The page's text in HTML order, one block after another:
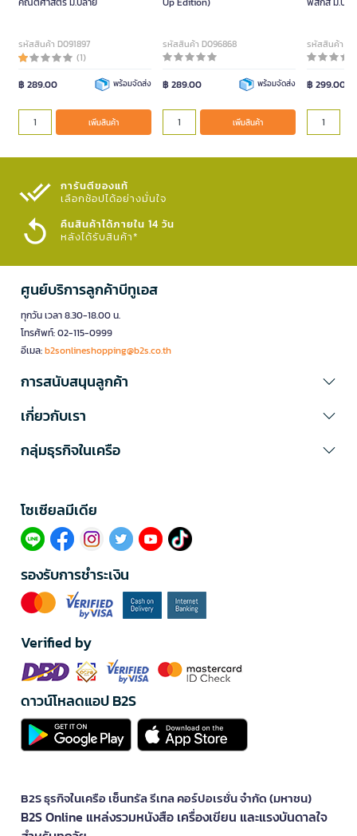
รหัสสินค้า D091897
(1)
฿ 289.00
พร้อมจัดส่ง
เพิ่มสินค้า
รหัสสินค้า D096868
฿ 289.00 พร้อมจัดส่ง
เพิ่มสินค้า
รหัสสินค้า
฿ 299.00
การันตีของแท้
เลือกช้อปได้อย่างมั่นใจ​
คืนสินค้าได้ภายใน 14 วัน
หลังได้รับสินค้า*
ศูนย์บริการลูกค้าบีทูเอส
ทุกวัน เวลา 8.30-18.00 น.
โทรศัพท์: 02-115-0999
อีเมล:b2sonlineshopping@b2s.co.th
การสนับสนุนลูกค้า
เกี่ยวกับเรา
กลุ่มธุรกิจในเครือ
โซเซียลมีเดีย​
รองรับการชำระเงิน
Verified by
ดาวน์โหลดแอป B2S
B2S ธุรกิจในเครือ เซ็นทรัล รีเทล คอร์ปอเรชั่น จำกัด (มหาชน)
B2S Online แหล่งรวมหนังสือ เครื่องเขียน และแรงบันดาลใจ